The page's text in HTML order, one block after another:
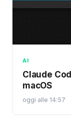
AI
Claude
macOS
oggi alle 14:57